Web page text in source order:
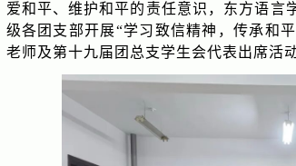
爱和平、维护和平的责任意识，东方语言
级各团支部开展“学习致信精神，传承和
老师及第十九届团总支学生会代表出席活